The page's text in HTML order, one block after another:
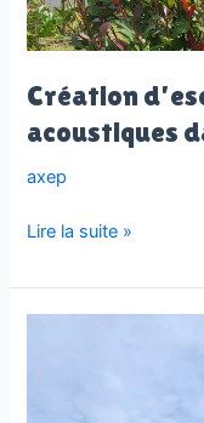
Création
acoustiques
axep
Création
et
de
Lire la suite »